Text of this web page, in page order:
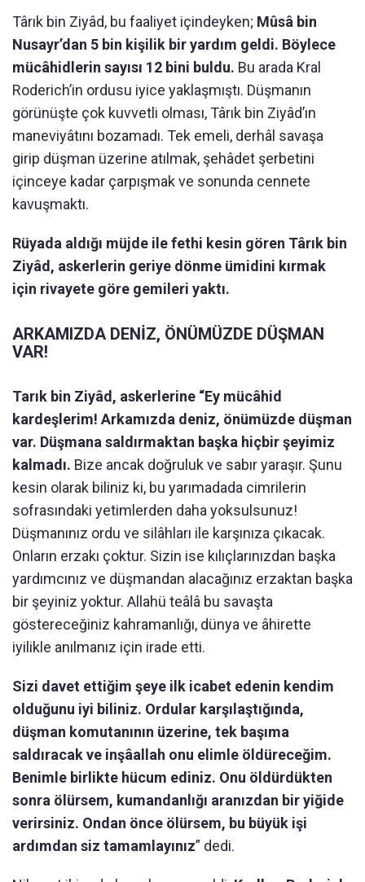
Târık bin Ziyâd, bu faaliyet içindeyken; Mûsâ bin
Nusayr’dan 5 bin kişilik bir yardım geldi. Böylece
mücâhidlerin sayısı 12 bini buldu. Bu arada Kral
Roderich’in ordusu iyice yaklaşmıştı. Düşmanın
görünüşte çok kuvvetli olması, Târık bin Ziyâd’ın
maneviyâtını bozamadı. Tek emeli, derhâl savaşa
girip düşman üzerine atılmak, şehâdet şerbetini
içinceye kadar çarpışmak ve sonunda cennete
kavuşmaktı.
Rüyada aldığı müjde ile fethi kesin gören Târık bin
Ziyâd, askerlerin geriye dönme ümidini kırmak
için rivayete göre gemileri yaktı.
ARKAMIZDA DENİZ, ÖNÜMÜZDE DÜŞMAN
VAR!
Tarık bin Ziyâd, askerlerine “Ey mücâhid
kardeşlerim! Arkamızda deniz, önümüzde düşman
var. Düşmana saldırmaktan başka hiçbir şeyimiz
kalmadı. Bize ancak doğruluk ve sabır yaraşır. Şunu
kesin olarak biliniz ki, bu yarımadada cimrilerin
sofrasındaki yetimlerden daha yoksulsunuz!
Düşmanınız ordu ve silâhları ile karşınıza çıkacak.
Onların erzakı çoktur. Sizin ise kılıçlarınızdan başka
yardımcınız ve düşmandan alacağınız erzaktan başka
bir şeyiniz yoktur. Allahü teâlâ bu savaşta
göstereceğiniz kahramanlığı, dünya ve âhirette
iyilikle anılmanız için irade etti.
Sizi davet ettiğim şeye ilk icabet edenin kendim
olduğunu iyi biliniz. Ordular karşılaştığında,
düşman komutanının üzerine, tek başıma
saldıracak ve inşâallah onu elimle öldüreceğim.
Benimle birlikte hücum ediniz. Onu öldürdükten
sonra ölürsem, kumandanlığı aranızdan bir yiğide
verirsiniz. Ondan önce ölürsem, bu büyük işi
ardımdan siz tamamlayınız” dedi.